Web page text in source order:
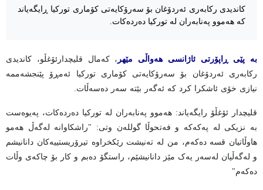
کاندیدی رکابەری ئەردۆغان بۆ سەرۆکایەتی کۆماری تورکیا ڕایگەیاند
کە هەموو پەنابەران لە تورکیا دەردەکات.
بە پێی ڕاپۆرتی ئاژانسی هەواڵی مێهر ، کەمال قلیچدارئۆغڵو، کاندیدی
رکابەری ئەردۆغان بۆ سەرۆکایەتی کۆماری تورکیا ئەمڕۆ پێنجشەممە
نیازی خۆی ئاشکرا کرد کە ئەگەر بێتە سەر دەسەڵات.
قلیچدار ئۆغڵۆ رایگەیاند: هەموو پەنابەران لە تورکیا دەردەکات، پەیوەست
بە نزیکی لە پەکەکە و فەتحوڵا گوللەن وتی: "راشکاوانە لەگەڵ هەمو
هاوڵاتیان قسە دەکەم، من لە تەنیشت رێکخراوە تیرۆریستییەکان دانانیشم
و لەگەڵیان لەسەر یەک مێز دانانیشێم، راستگۆ دەبم و کار بۆ چاکەی وڵات
دەکەم"